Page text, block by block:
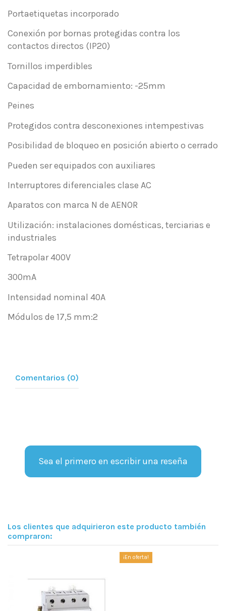
Portaetiquetas incorporado
Conexión por bornas protegidas contra los
contactos directos (IP20)
Tornillos imperdibles
Capacidad de embornamiento: -25mm
Peines
Protegidos contra desconexiones intempestivas
Posibilidad de bloqueo en posición abierto o cerrado
Pueden ser equipados con auxiliares
Interruptores diferenciales clase AC
Aparatos con marca N de AENOR
Utilización: instalaciones domésticas, terciarias e
industriales
Tetrapolar 400V
300mA
Intensidad nominal 40A
Módulos de 17,5 mm:2
Comentarios (0)
Sea el primero en escribir una reseña
Los clientes que adquirieron este producto también
compraron: